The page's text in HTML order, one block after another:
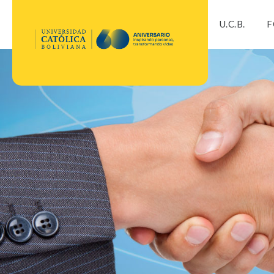
U.C.B.